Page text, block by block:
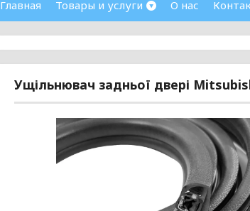
Главная Товары и услуги О нас
Ущільнювач задньої двері